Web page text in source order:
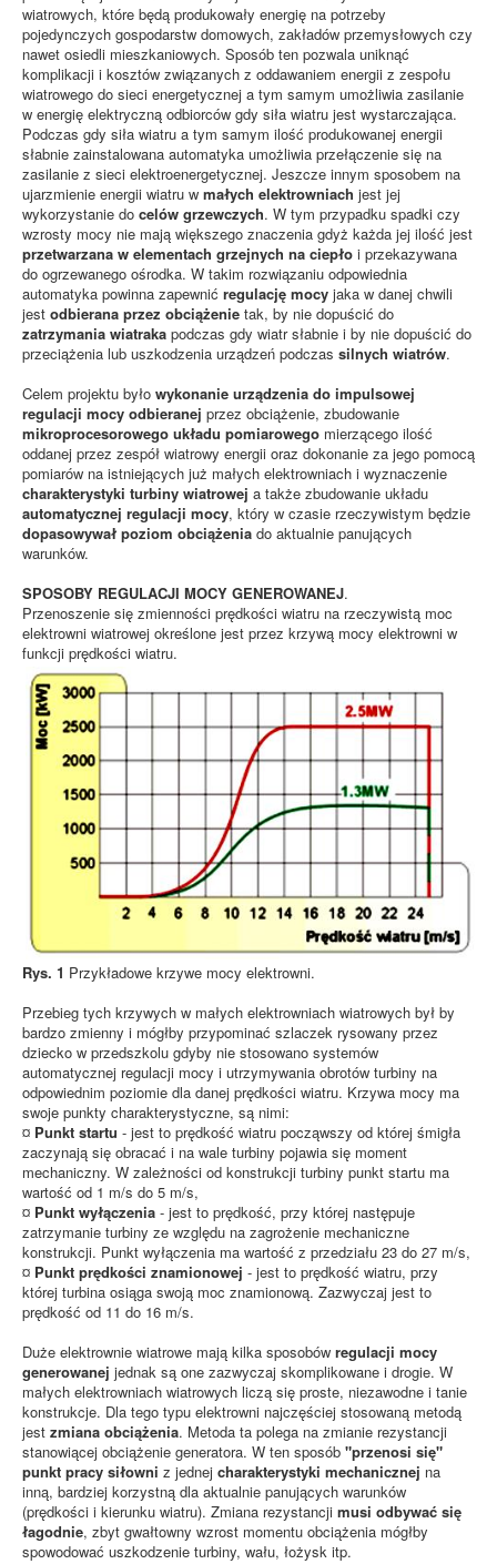
wiatrowych, które będą produkowały energię na potrzeby
pojedynczych gospodarstw domowych, zakładów przemysłowych czy
nawet osiedli mieszkaniowych. Sposób ten pozwala uniknąć
komplikacji i kosztów związanych z oddawaniem energii z zespołu
wiatrowego do sieci energetycznej a tym samym umożliwia zasilanie
w energię elektryczną odbiorców gdy siła wiatru jest wystarczająca.
Podczas gdy siła wiatru a tym samym ilość produkowanej energii
słabnie zainstalowana automatyka umożliwia przełączenie się na
zasilanie z sieci elektroenergetycznej. Jeszcze innym sposobem na
ujarzmienie energii wiatru w małych elektrowniach jest jej
wykorzystanie do celów grzewczych. W tym przypadku spadki czy
wzrosty mocy nie mają większego znaczenia gdyż każda jej ilość jest
przetwarzana w elementach grzejnych na ciepło i przekazywana
do ogrzewanego ośrodka. W takim rozwiązaniu odpowiednia
automatyka powinna zapewnić regulację mocy jaka w danej chwili
jest odbierana przez obciążenie tak, by nie dopuścić do
zatrzymania wiatraka podczas gdy wiatr słabnie i by nie dopuścić do
przeciążenia lub uszkodzenia urządzeń podczas silnych wiatrów.
Celem projektu było wykonanie urządzenia do impulsowej
regulacji mocy odbieranej przez obciążenie, zbudowanie
mikroprocesorowego układu pomiarowego mierzącego ilość
oddanej przez zespół wiatrowy energii oraz dokonanie za jego pomocą
pomiarów na istniejących już małych elektrowniach i wyznaczenie
charakterystyki turbiny wiatrowej a także zbudowanie układu
automatycznej regulacji mocy, który w czasie rzeczywistym będzie
dopasowywał poziom obciążenia do aktualnie panujących
warunków.
SPOSOBY REGULACJI MOCY GENEROWANEJ.
Przenoszenie się zmienności prędkości wiatru na rzeczywistą moc
elektrowni wiatrowej określone jest przez krzywą mocy elektrowni w
funkcji prędkości wiatru.
Rys. 1 Przykładowe krzywe mocy elektrowni.
Przebieg tych krzywych w małych elektrowniach wiatrowych był by
bardzo zmienny i mógłby przypominać szlaczek rysowany przez
dziecko w przedszkolu gdyby nie stosowano systemów
automatycznej regulacji mocy i utrzymywania obrotów turbiny na
odpowiednim poziomie dla danej prędkości wiatru. Krzywa mocy ma
swoje punkty charakterystyczne, są nimi:
¤ Punkt startu - jest to prędkość wiatru począwszy od której śmigła
zaczynają się obracać i na wale turbiny pojawia się moment
mechaniczny. W zależności od konstrukcji turbiny punkt startu ma
wartość od 1 m/s do 5 m/s,
¤ Punkt wyłączenia - jest to prędkość, przy której następuje
zatrzymanie turbiny ze względu na zagrożenie mechaniczne
konstrukcji. Punkt wyłączenia ma wartość z przedziału 23 do 27 m/s,
¤ Punkt prędkości znamionowej - jest to prędkość wiatru, przy
której turbina osiąga swoją moc znamionową. Zazwyczaj jest to
prędkość od 11 do 16 m/s.
Duże elektrownie wiatrowe mają kilka sposobów regulacji mocy
generowanej jednak są one zazwyczaj skomplikowane i drogie. W
małych elektrowniach wiatrowych liczą się proste, niezawodne i tanie
konstrukcje. Dla tego typu elektrowni najczęściej stosowaną metodą
jest zmiana obciążenia. Metoda ta polega na zmianie rezystancji
stanowiącej obciążenie generatora. W ten sposób "przenosi się"
punkt pracy siłowni z jednej charakterystyki mechanicznej na
inną, bardziej korzystną dla aktualnie panujących warunków
(prędkości i kierunku wiatru). Zmiana rezystancji musi odbywać się
łagodnie, zbyt gwałtowny wzrost momentu obciążenia mógłby
spowodować uszkodzenie turbiny, wału, łożysk itp.